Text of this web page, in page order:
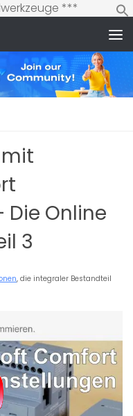
***
mit
Online
3
, die integraler Bestandteil